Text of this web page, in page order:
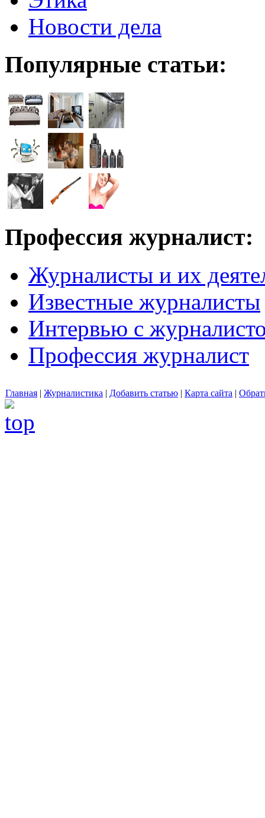
Новости дела
Популярные статьи:
Профессия журналист:
Журналисты и их
Известные журналисты
Интервью с
Профессия журналист
Главная | Журналистика | Добавить статью | Карта сайта |